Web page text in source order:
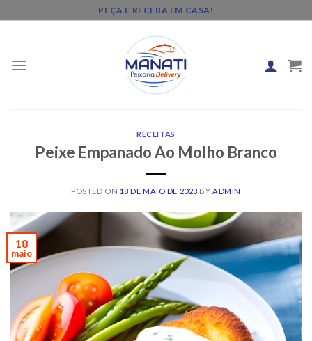
to
PEÇA E RECEBA EM CASA!
RECEITAS
Peixe Empanado Ao Molho Branco
POSTED ON 18 DE MAIO DE 2023 BY ADMIN
18
maio